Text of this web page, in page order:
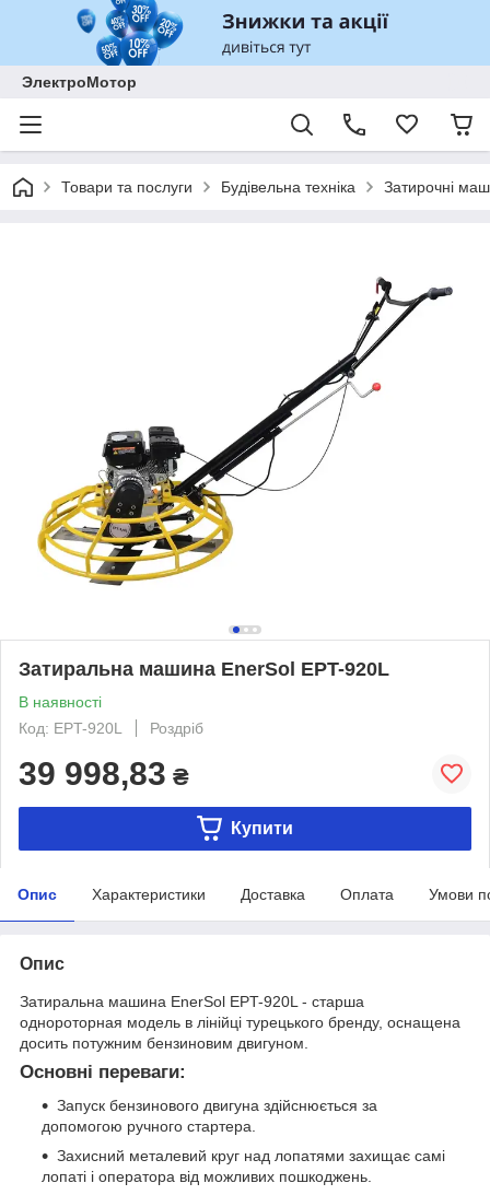
ЭлектроМотор
Товари та послуги Будівельна техніка Затирочні
Затиральна машина EnerSol EPT-920L
В наявності
Код: EPT-920L
Роздріб
39 998,83 ₴
Купити
Опис Характеристики Доставка Оплата Умови
Опис
Затиральна машина EnerSol EPT-920L - старша
однороторная модель в лінійці турецького бренду, оснащена
досить потужним бензиновим двигуном.
Основні переваги:
Запуск бензинового двигуна здійснюється за
допомогою ручного стартера.
Захисний металевий круг над лопатями захищає самі
лопаті і оператора від можливих пошкоджень.